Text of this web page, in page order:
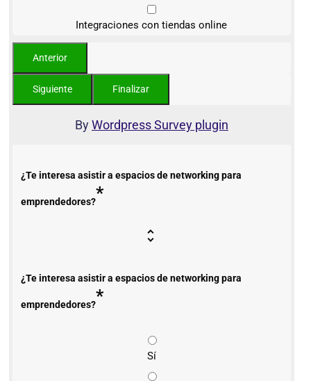
Integraciones con tiendas online
ByWordpress Survey plugin
¿Te interesa asistir a espacios de networking para
emprendedores?*
¿Te interesa asistir a espacios de networking para
emprendedores?*
Sí